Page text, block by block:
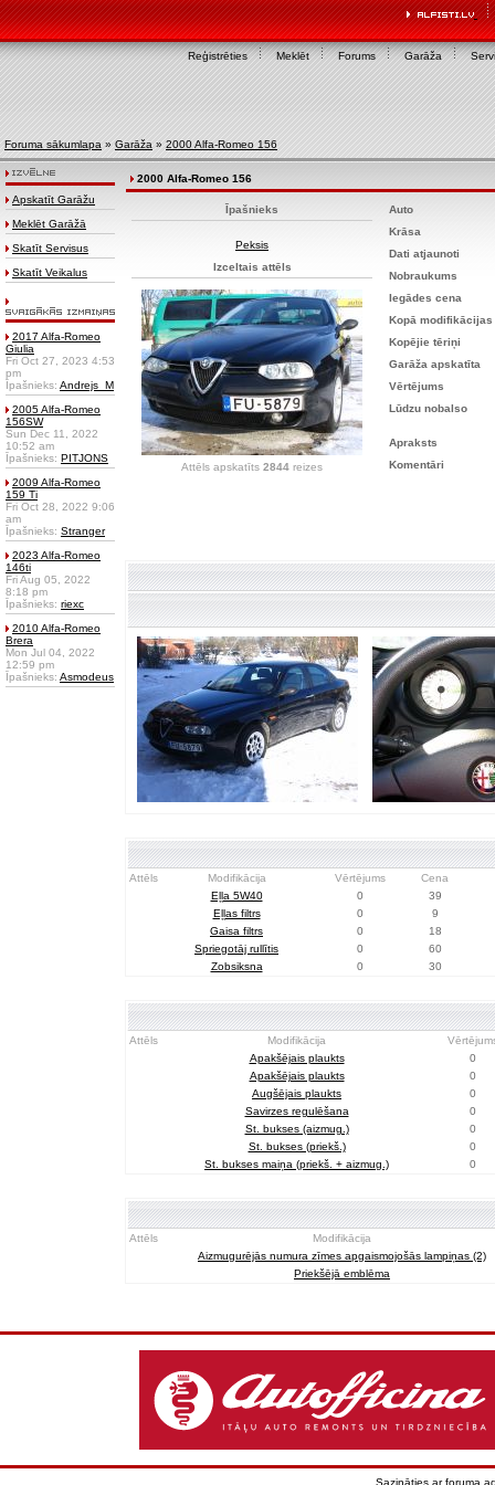
Reģistrēties Meklēt Forums Garāža
Foruma sākumlapa » Garāža » 2000 Alfa-Romeo 156
Apskatīt Garāžu
Meklēt Garāžā
Skatīt Servisus
Skatīt Veikalus
2017 Alfa-Romeo
Giulia
Fri Oct 27, 2023 4:53
pm
Īpašnieks: Andrejs_M
2005 Alfa-Romeo
156SW
Sun Dec 11, 2022
10:52 am
Īpašnieks: PITJONS
2009 Alfa-Romeo
159 Ti
Fri Oct 28, 2022 9:06
am
Īpašnieks: Stranger
2023 Alfa-Romeo
146ti
Fri Aug 05, 2022
8:18 pm
Īpašnieks: riexc
2010 Alfa-Romeo
Brera
Mon Jul 04, 2022
12:59 pm
Īpašnieks: Asmodeus
2000 Alfa-Romeo 156
Īpašnieks
Peksis
Izceltais attēls
Attēls apskatīts 2844 reizes
Auto
Krāsa
Dati atjaunoti
Nobraukums
Iegādes cena
Kopā modifikācijas
Kopējie tēriņi
Garāža apskatīta
Vērtējums
Lūdzu nobalso
Apraksts
Komentāri
Attēls Modifikācija Vērtējums
Cena
Eļļa 5W40
0
39
Eļļas filtrs
0
9
Gaisa filtrs
0
18
Spriegotāj rullītis
0
60
Zobsiksna
0 30
Attēls Modifikācija
Apakšējais plaukts
0
Apakšējais plaukts
0
Augšējais plaukts
0
Savirzes regulēšana
0
St. bukses (aizmug.)
0
St. bukses (priekš.)
0
St. bukses maiņa (priekš. + aizmug.)
0
Attēls
Modifikācija
Aizmugurējās numura zīmes apgaismojošās lampiņas (2)
Priekšējā emblēma
Sazināties ar foruma